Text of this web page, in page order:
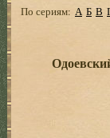
По сериям: А Б В